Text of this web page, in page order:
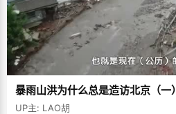
暴雨山洪为什么总是造访北京（一）
UP主: LAO胡